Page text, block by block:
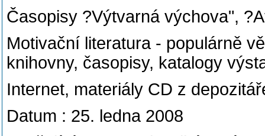
Časopisy ?Výtvarná výchova",
Motivační literatura - populárně
knihovny, časopisy, katalogy
Internet, materiály CD z
Datum : 25. ledna 2008